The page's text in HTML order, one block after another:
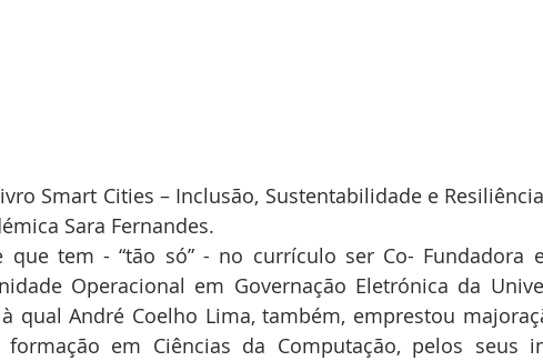
Smart Cities – Inclusão, Sustentabilidade e
Sara Fernandes.
que tem - “tão só” - no currículo ser Co- Fundadora
Operacional em Governação Eletrónica da
qual André Coelho Lima, também, emprestou
em Ciências da Computação, pelos seus